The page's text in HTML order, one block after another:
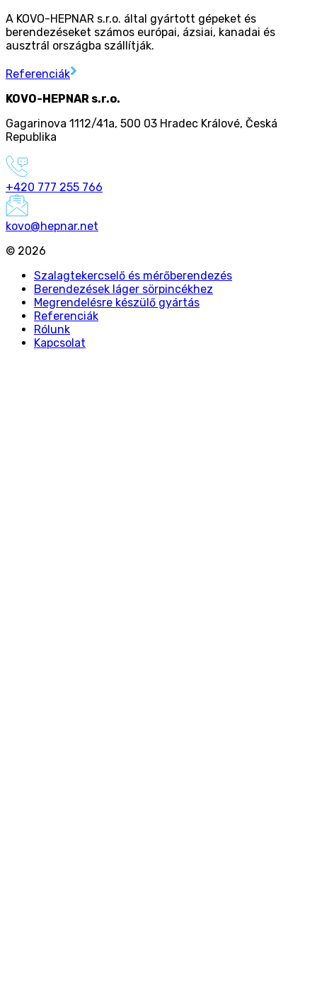
A KOVO-HEPNAR s.r.o. által gyártott gépeket és
berendezéseket számos európai, ázsiai, kanadai és
ausztrál országba szállítják.
Referenciák
KOVO-HEPNAR s.r.o.
Gagarinova 1112/41a, 500 03 Hradec Králové, Česká
Republika
+420 777 255 766
kovo@hepnar.net
© 2026
Szalagtekercselő és mérőberendezés
Berendezések láger sörpincékhez
Megrendelésre készülő gyártás
Referenciák
Rólunk
Kapcsolat